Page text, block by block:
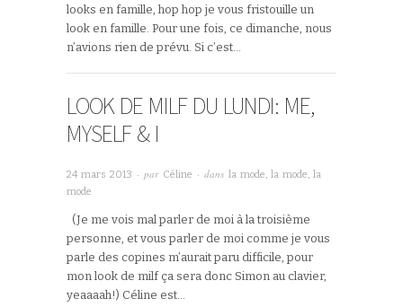
looks en famille, hop hop je vous fristouille un
look en famille. Pour une fois, ce dimanche, nous
n’avions rien de prévu. Si c’est…
LOOK DE MILF DU LUNDI: ME,
MYSELF & I
24 mars 2013 · par Céline · dans la mode, la mode, la
mode
(Je me vois mal parler de moi à la troisième
personne, et vous parler de moi comme je vous
parle des copines m’aurait paru difficile, pour
mon look de milf ça sera donc Simon au clavier,
yeaaaah!) Céline est…